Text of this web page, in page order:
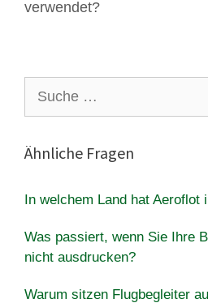
verwendet?
nach:
Ähnliche Fragen
In welchem Land hat Aeroflot
Was passiert, wenn Sie Ihre
nicht ausdrucken?
Warum sitzen Flugbegleiter